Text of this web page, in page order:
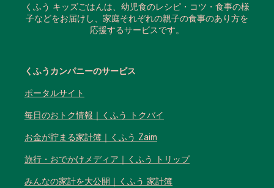
くふう キッズごはんは、幼児食のレシピ・コツ・食事の様
子などをお届けし、家庭それぞれの親子の食事のあり方を
応援するサービスです。
くふうカンパニーのサービス
ポータルサイト
毎日のおトク情報｜くふう トクバイ
お金が貯まる家計簿｜くふう Zaim
旅行・おでかけメディア｜くふう トリップ
みんなの家計を大公開｜くふう 家計簿